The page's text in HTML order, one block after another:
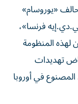
«يوروسام»
فرنسا»،
لهذه المنظومة
تهديدات
في ‌أوروبا